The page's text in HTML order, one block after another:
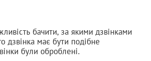
бачити, за якими дзвінками
дзвінка має бути подібне
були оброблені.